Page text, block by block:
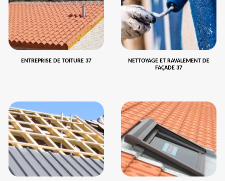
ENTREPRISE DE TOITURE 37
NETTOYAGE ET RAVALEMENT DE
FAÇADE 37